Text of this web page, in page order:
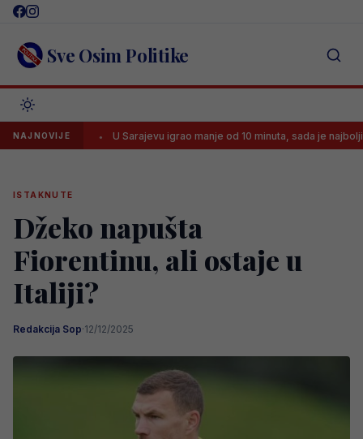
Skip
content Sve Osim Politike
NAJNOVIJE U Sarajevu igrao manje od 10 minuta, sada je najbolji
ISTAKNUTE
Džeko napušta
Fiorentinu, ali ostaje u
Italiji?
Redakcija Sop·12/12/2025